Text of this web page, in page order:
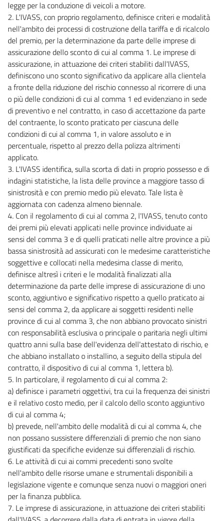
legge per la conduzione di veicoli a motore.
2. L'IVASS, con proprio regolamento, definisce criteri e modalità
nell'ambito dei processi di costruzione della tariffa e di ricalcolo
del premio, per la determinazione da parte delle imprese di
assicurazione dello sconto di cui al comma 1. Le imprese di
assicurazione, in attuazione dei criteri stabiliti dall'IVASS,
definiscono uno sconto significativo da applicare alla clientela
a fronte della riduzione del rischio connesso al ricorrere di una
o più delle condizioni di cui al comma 1 ed evidenziano in sede
di preventivo e nel contratto, in caso di accettazione da parte
del contraente, lo sconto praticato per ciascuna delle
condizioni di cui al comma 1, in valore assoluto e in
percentuale, rispetto al prezzo della polizza altrimenti
applicato.
3. L'IVASS identifica, sulla scorta di dati in proprio possesso e di
indagini statistiche, la lista delle province a maggiore tasso di
sinistrosità e con premio medio più elevato. Tale lista è
aggiornata con cadenza almeno biennale.
4. Con il regolamento di cui al comma 2, l'IVASS, tenuto conto
dei premi più elevati applicati nelle province individuate ai
sensi del comma 3 e di quelli praticati nelle altre province a più
bassa sinistrosità ad assicurati con le medesime caratteristiche
soggettive e collocati nella medesima classe di merito,
definisce altresì i criteri e le modalità finalizzati alla
determinazione da parte delle imprese di assicurazione di uno
sconto, aggiuntivo e significativo rispetto a quello praticato ai
sensi del comma 2, da applicare ai soggetti residenti nelle
province di cui al comma 3, che non abbiano provocato sinistri
con responsabilità esclusiva o principale o paritaria negli ultimi
quattro anni sulla base dell'evidenza dell'attestato di rischio, e
che abbiano installato o installino, a seguito della stipula del
contratto, il dispositivo di cui al comma 1, lettera b).
5. In particolare, il regolamento di cui al comma 2:
a) definisce i parametri oggettivi, tra cui la frequenza dei sinistri
e il relativo costo medio, per il calcolo dello sconto aggiuntivo
di cui al comma 4;
b) prevede, nell'ambito delle modalità di cui al comma 4, che
non possano sussistere differenziali di premio che non siano
giustificati da specifiche evidenze sui differenziali di rischio.
6. Le attività di cui ai commi precedenti sono svolte
nell'ambito delle risorse umane e strumentali disponibili a
legislazione vigente e comunque senza nuovi o maggiori oneri
per la finanza pubblica.
7. Le imprese di assicurazione, in attuazione dei criteri stabiliti